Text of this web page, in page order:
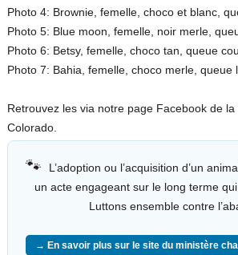
Photo 4: Brownie, femelle, choco et blanc,
Photo 5: Blue moon, femelle, noir merle,
Photo 6: Betsy, femelle, choco tan, queue
Photo 7: Bahia, femelle, choco merle, queue
Retrouvez les via notre page Facebook de
Colorado.
🐾
L’adoption ou l’acquisition d’un
un acte engageant sur le long terme
Luttons ensemble contre
→ En savoir plus sur le site du ministère